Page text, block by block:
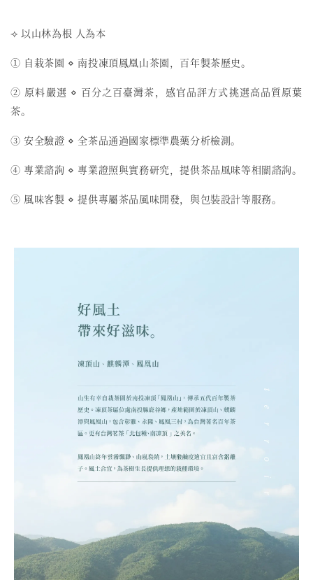
⟢ 以山林為根 人為本
① 自栽茶園 ⋄ 南投凍頂鳳凰山茶園，百年製茶歷史。
② 原料嚴選 ⋄ 百分之百臺灣茶，感官品評方式挑選高品質原葉
茶。
③ 安全驗證 ⋄ 全茶品通過國家標準農藥分析檢測。
④ 專業諮詢 ⋄ 專業證照與實務研究，提供茶品風味等相關諮詢。
⑤ 風味客製 ⋄ 提供專屬茶品風味開發，與包裝設計等服務。